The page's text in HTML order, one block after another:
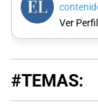
Ver Perfil
#TEMAS: